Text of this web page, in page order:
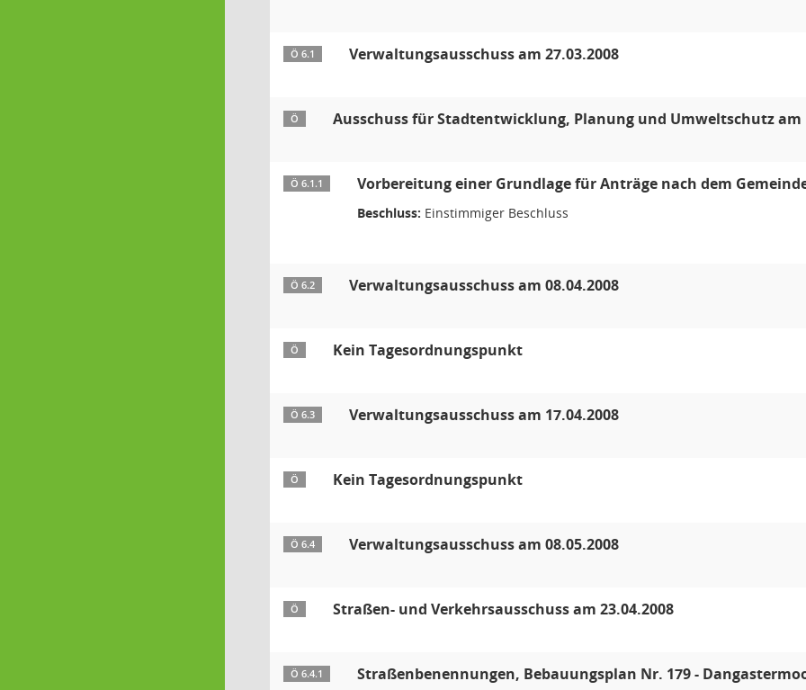
Ö 6.1 Verwaltungsausschuss am 27.03.2008
Ö Ausschuss für Stadtentwicklung, Planung und Umweltschutz am
Ö 6.1.1 Vorbereitung einer Grundlage für Anträge nach dem
Beschluss: Einstimmiger Beschluss
Ö 6.2 Verwaltungsausschuss am 08.04.2008
Ö Kein Tagesordnungspunkt
Ö 6.3 Verwaltungsausschuss am 17.04.2008
Ö Kein Tagesordnungspunkt
Ö 6.4 Verwaltungsausschuss am 08.05.2008
Ö Straßen- und Verkehrsausschuss am 23.04.2008
Ö 6.4.1 Straßenbenennungen, Bebauungsplan Nr. 179 -